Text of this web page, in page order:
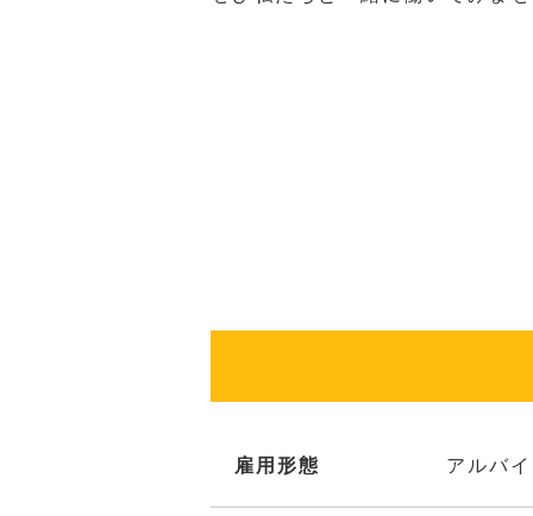
雇用形態 アルバ